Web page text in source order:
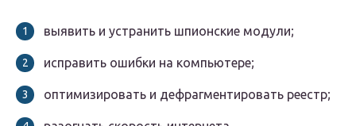
выявить и устранить шпионские модули;
исправить ошибки на компьютере;
оптимизировать и дефрагментировать реестр;